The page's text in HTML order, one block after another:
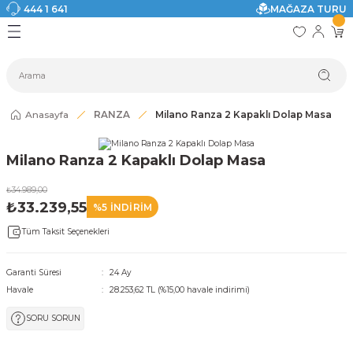
444 1 641
MAĞAZA TURU
Geri Dön
Geri Dön
Geri Dön
Geri Dön
Geri Dön
Geri Dön
Anasayfa RANZA Milano Ranza 2 Kapaklı Dolap Masa
Milano Ranza 2 Kapaklı Dolap Masa
₺34.989,00
₺33.239,55 %5 İNDİRİM
Tüm Taksit Seçenekleri
Garanti Süresi
24 Ay
Havale
28.253,62 TL (%15,00 havale indirimi)
SORU SORUN